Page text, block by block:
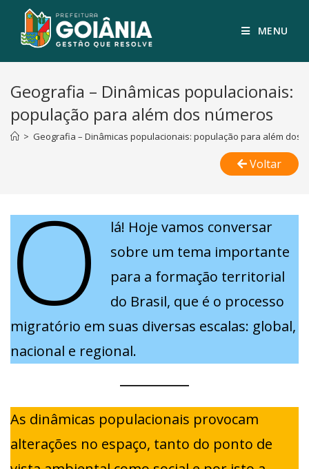
MENU
Geografia – Dinâmicas populacionais:
população para além dos números
> Geografia – Dinâmicas populacionais: população para além dos
Voltar
O
lá! Hoje vamos conversar
sobre um tema importante
para a formação territorial
do Brasil, que é o processo
migratório em suas diversas escalas: global,
nacional e regional.
As dinâmicas populacionais provocam
alterações no espaço, tanto do ponto de